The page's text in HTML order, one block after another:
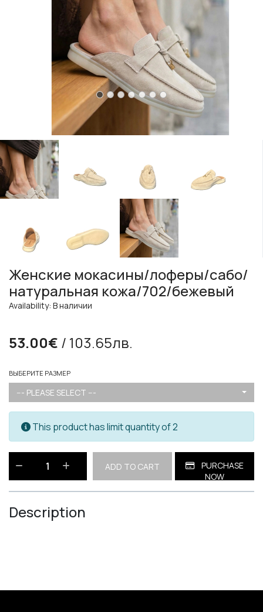
Женские мокасины/лоферы/сабо/
натуральная кожа/702/бежевый
Availability: В наличии
53.00€ / 103.65лв.
ВЫБЕРИТЕ РАЗМЕР
--- PLEASE SELECT ---
This product has limit quantity of 2
ADD TO CART
PURCHASE
NOW
Description